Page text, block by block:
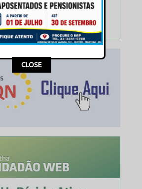
popup will close in:
CLOSE